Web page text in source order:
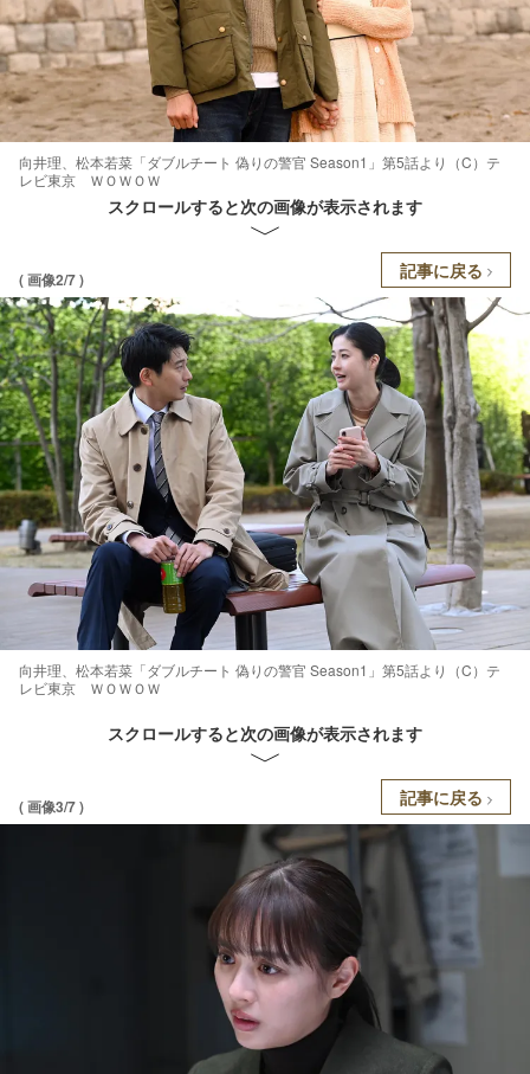
向井理、松本若菜「ダブルチート 偽りの警官 Season1」第5話より（C）テ
レビ東京 ＷＯＷＯＷ
スクロールすると次の画像が表示されます
( 画像2/7 ) 記事に戻る
向井理、松本若菜「ダブルチート 偽りの警官 Season1」第5話より（C）テ
レビ東京 ＷＯＷＯＷ
スクロールすると次の画像が表示されます
( 画像3/7 ) 記事に戻る